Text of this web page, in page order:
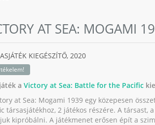
AT SEA: MOGAMI
KIEGÉSZÍTŐ, 2020
a Victory at Sea: Battle for the Pacific
at Sea: Mogami 1939 egy közepesen
társasjátékhoz, 2 játékos részére. A társast,
kipróbálni. A játékmenet erősen épít a